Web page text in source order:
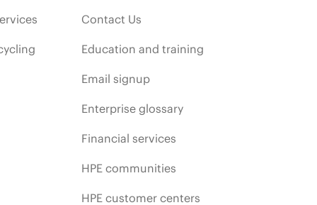
Contact Us
Education and training
Email signup
Enterprise glossary
Financial services
HPE communities
HPE customer centers